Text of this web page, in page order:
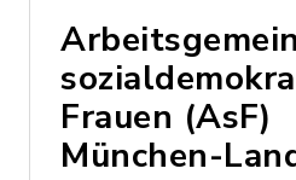
Frauen (AsF)
München-